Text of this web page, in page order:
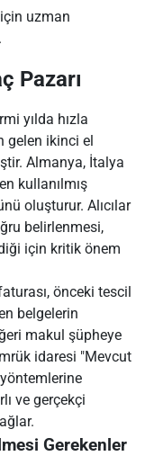
için uzman
Pazarı
yılda hızla
gelen ikinci el
Almanya, İtalya
kullanılmış
oluşturur. Alıcılar
belirlenmesi,
için kritik önem
önceki tescil
belgelerin
makul şüpheye
idaresi "Mevcut
ve gerçekçi
Gerekenler